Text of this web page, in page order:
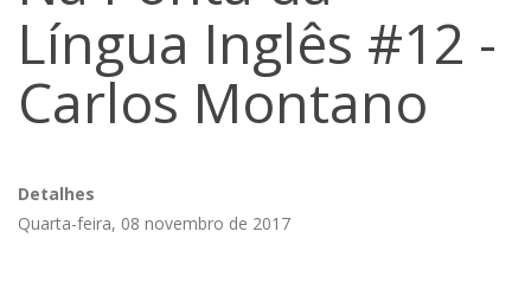
Língua Inglês #12 -
Carlos Montano
Detalhes
Quarta-feira, 08 novembro de 2017